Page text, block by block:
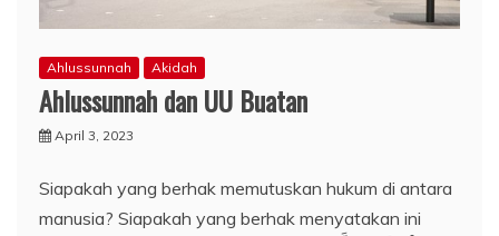
Ahlussunnah Akidah
Ahlussunnah dan UU Buatan
April 3, 2023
Siapakah yang berhak memutuskan hukum di antara
manusia? Siapakah yang berhak menyatakan ini